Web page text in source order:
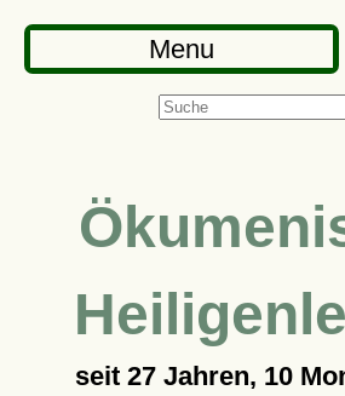
Menu
seit 27 Jahren, 10